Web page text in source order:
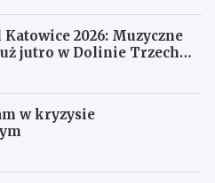
Katowice 2026: Muzyczne
jutro w Dolinie Trzech
w kryzysie